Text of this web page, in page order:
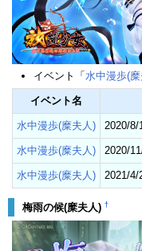
イベント「水中漫歩(
イベント名
水中漫歩(糜夫人) 2020/8/
水中漫歩(糜夫人) 2020/
水中漫歩(糜夫人) 2021/4/
梅雨の候(糜夫人) †